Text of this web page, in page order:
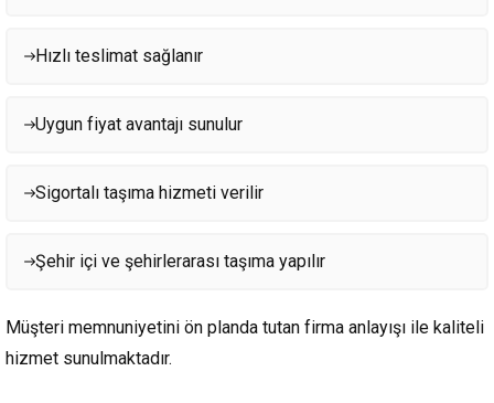
Hızlı teslimat sağlanır
Uygun fiyat avantajı sunulur
Sigortalı taşıma hizmeti verilir
Şehir içi ve şehirlerarası taşıma yapılır
Müşteri memnuniyetini ön planda tutan firma anlayışı ile kaliteli
hizmet sunulmaktadır.